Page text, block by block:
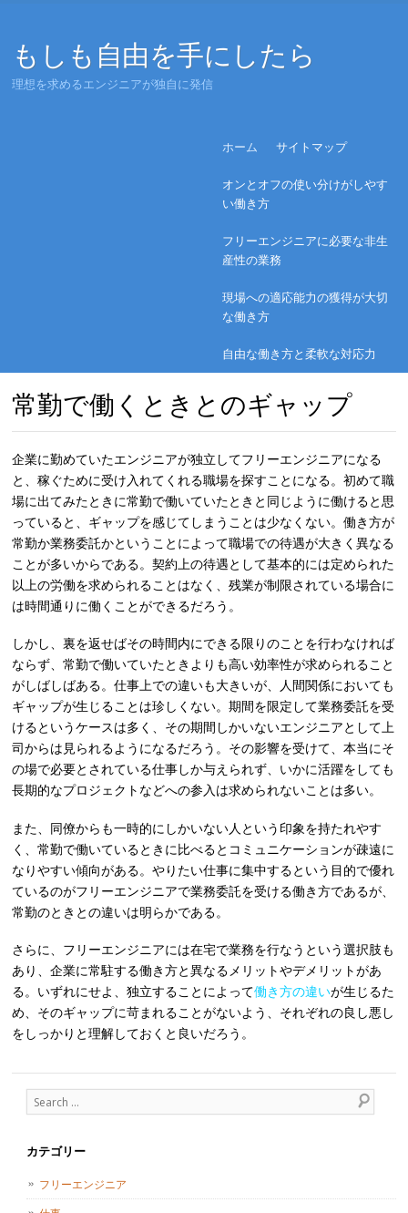
もしも自由を手にしたら
理想を求めるエンジニアが独自に発信
Skip to content
ホーム サイトマップ
オンとオフの使い分けがしやす
い働き方
フリーエンジニアに必要な非生
産性の業務
現場への適応能力の獲得が大切
な働き方
自由な働き方と柔軟な対応力
常勤で働くときとのギャップ
企業に勤めていたエンジニアが独立してフリーエンジニアになる
と、稼ぐために受け入れてくれる職場を探すことになる。初めて職
場に出てみたときに常勤で働いていたときと同じように働けると思
っていると、ギャップを感じてしまうことは少なくない。働き方が
常勤か業務委託かということによって職場での待遇が大きく異なる
ことが多いからである。契約上の待遇として基本的には定められた
以上の労働を求められることはなく、残業が制限されている場合に
は時間通りに働くことができるだろう。
しかし、裏を返せばその時間内にできる限りのことを行わなければ
ならず、常勤で働いていたときよりも高い効率性が求められること
がしばしばある。仕事上での違いも大きいが、人間関係においても
ギャップが生じることは珍しくない。期間を限定して業務委託を受
けるというケースは多く、その期間しかいないエンジニアとして上
司からは見られるようになるだろう。その影響を受けて、本当にそ
の場で必要とされている仕事しか与えられず、いかに活躍をしても
長期的なプロジェクトなどへの参入は求められないことは多い。
また、同僚からも一時的にしかいない人という印象を持たれやす
く、常勤で働いているときに比べるとコミュニケーションが疎遠に
なりやすい傾向がある。やりたい仕事に集中するという目的で優れ
ているのがフリーエンジニアで業務委託を受ける働き方であるが、
常勤のときとの違いは明らかである。
さらに、フリーエンジニアには在宅で業務を行なうという選択肢も
あり、企業に常駐する働き方と異なるメリットやデメリットがあ
る。いずれにせよ、独立することによって働き方の違いが生じるた
め、そのギャップに苛まれることがないよう、それぞれの良し悪し
をしっかりと理解しておくと良いだろう。
Search
カテゴリー
フリーエンジニア